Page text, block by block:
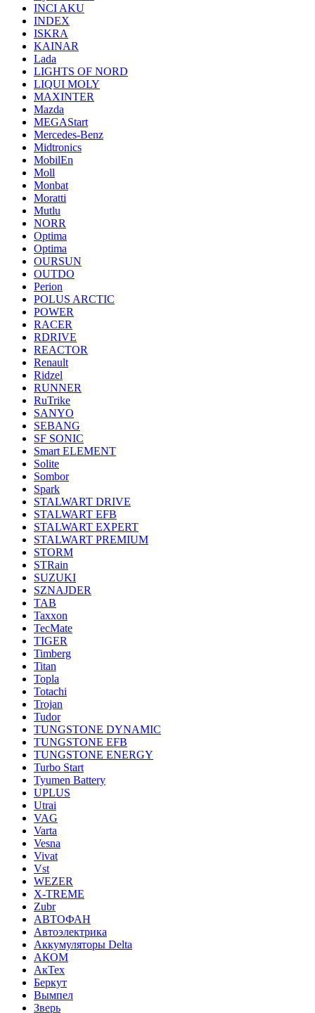
INCI AKU
INDEX
ISKRA
KAINAR
Lada
LIGHTS OF NORD
LIQUI MOLY
MAXINTER
Mazda
MEGAStart
Mercedes-Benz
Midtronics
MobilEn
Moll
Monbat
Moratti
Mutlu
NORR
Optima
Optima
OURSUN
OUTDO
Perion
POLUS ARCTIC
POWER
RACER
RDRIVE
REACTOR
Renault
Ridzel
RUNNER
RuTrike
SANYO
SEBANG
SF SONIC
Smart ELEMENT
Solite
Sombor
Spark
STALWART DRIVE
STALWART EFB
STALWART EXPERT
STALWART PREMIUM
STORM
STRain
SUZUKI
SZNAJDER
TAB
Taxxon
TecMate
TIGER
Timberg
Titan
Topla
Totachi
Trojan
Tudor
TUNGSTONE DYNAMIC
TUNGSTONE EFB
TUNGSTONE ENERGY
Turbo Start
Tyumen Battery
UPLUS
Utrai
VAG
Varta
Vesna
Vivat
Vst
WEZER
X-TREME
Zubr
АВТОФАН
Автоэлектрика
Аккумуляторы Delta
АКОМ
АкТех
Беркут
Вымпел
Зверь